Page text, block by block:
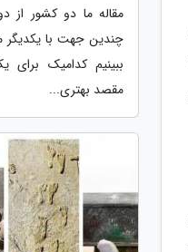
مقاله ما دو کشور از
چندین جهت با یکدیگر
ببینیم کدامیک
مقصد بهتری...